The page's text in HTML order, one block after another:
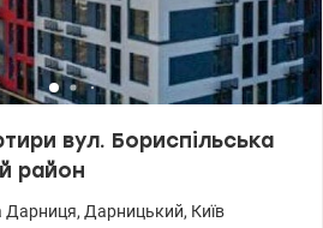
вул. Бориспільська
район
Дарниця, Дарницький, Київ